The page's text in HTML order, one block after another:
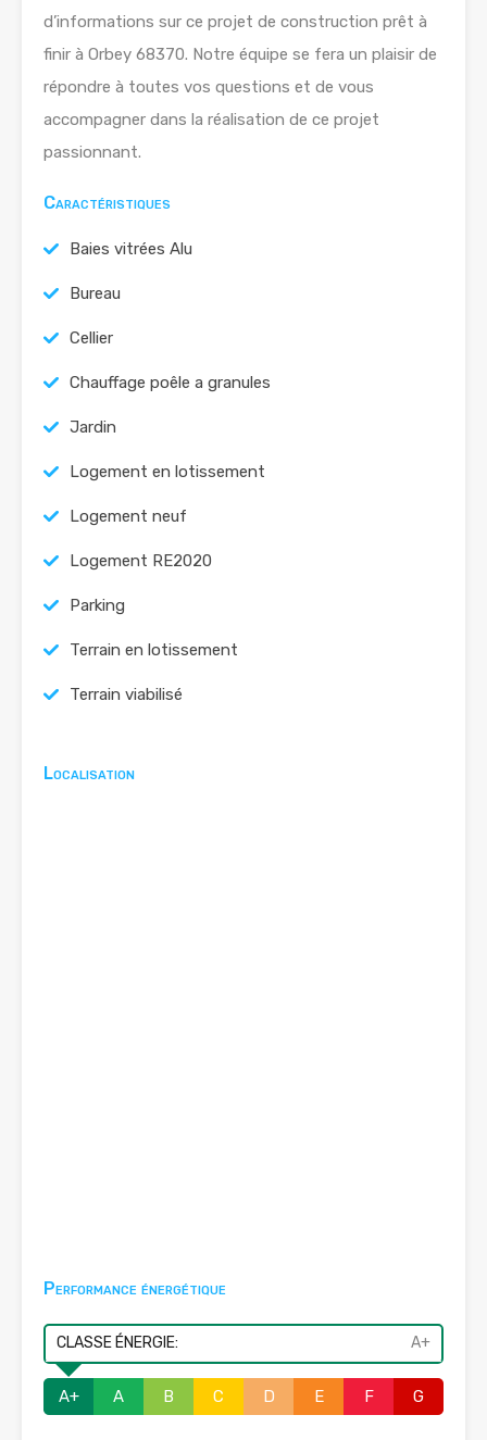
d’informations sur ce projet de construction prêt à
finir à Orbey 68370. Notre équipe se fera un plaisir de
répondre à toutes vos questions et de vous
accompagner dans la réalisation de ce projet
passionnant.
Caractéristiques
Baies vitrées Alu
Bureau
Cellier
Chauffage poêle a granules
Jardin
Logement en lotissement
Logement neuf
Logement RE2020
Parking
Terrain en lotissement
Terrain viabilisé
Localisation
Performance énergétique
CLASSE ÉNERGIE: A+
A+ A B C D E F G